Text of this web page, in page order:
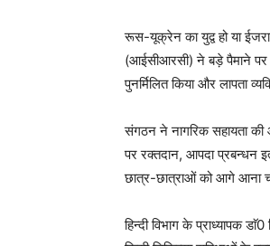
रूस-यूक्रेन का युद्व हो या
(आईसीआरसी) ने बड़े पैमाने पर
पुनर्मिलित किया और लापता
संगठन ने नागरिक सहायता
पर रक्तदान, आपदा प्रबन्धन
छात्र-छात्राओं को आगे आना
हिन्दी विभाग के प्राध्यापक